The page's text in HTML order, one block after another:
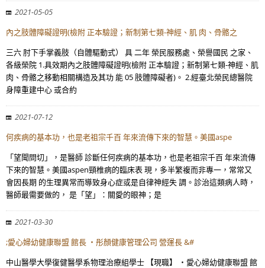
2021-05-05
內之肢體障礙證明(檢附 正本驗證；新制第七類-神經、肌 肉、骨骼之
三六 肘下手掌義肢（自體驅動式） 具 二年 榮民服務處、榮譽國民 之家、
各級榮院 1.具效期內之肢體障礙證明(檢附 正本驗證；新制第七類-神經、肌
肉、骨骼之移動相關構造及其功 能 05 肢體障礙者)。 2.經臺北榮民總醫院
身障重建中心 或合約
2021-07-12
何疾病的基本功，也是老祖宗千百 年來流傳下來的智慧。美國aspe
「望聞問切」，是醫師 診斷任何疾病的基本功，也是老祖宗千百 年來流傳
下來的智慧。美國aspen頸椎病的臨床表 現，多半繁複而非專一，常常又
會因長期 的生理異常而導致身心症或是自律神經失 調。診治這類病人時，
醫師最需要做的， 是「望」：關愛的眼神；是
2021-03-30
;愛心婦幼健康聯盟 館長 ・彤顏健康管理公司 營運長 &#
中山醫學大學復健醫學系物理治療組學士 【現職】 ・愛心婦幼健康聯盟 館